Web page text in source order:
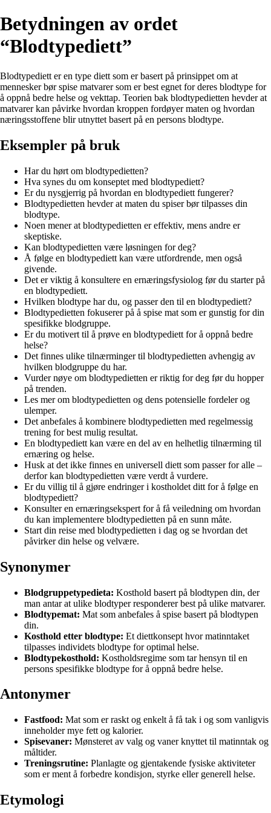
Betydningen av ordet
“Blodtypediett”
Blodtypediett er en type diett som er basert på prinsippet om at
mennesker bør spise matvarer som er best egnet for deres blodtype for
å oppnå bedre helse og vekttap. Teorien bak blodtypedietten hevder at
matvarer kan påvirke hvordan kroppen fordøyer maten og hvordan
næringsstoffene blir utnyttet basert på en persons blodtype.
Eksempler på bruk
Har du hørt om blodtypedietten?
Hva synes du om konseptet med blodtypediett?
Er du nysgjerrig på hvordan en blodtypediett fungerer?
Blodtypedietten hevder at maten du spiser bør tilpasses din
blodtype.
Noen mener at blodtypedietten er effektiv, mens andre er
skeptiske.
Kan blodtypedietten være løsningen for deg?
Å følge en blodtypediett kan være utfordrende, men også
givende.
Det er viktig å konsultere en ernæringsfysiolog før du starter på
en blodtypediett.
Hvilken blodtype har du, og passer den til en blodtypediett?
Blodtypedietten fokuserer på å spise mat som er gunstig for din
spesifikke blodgruppe.
Er du motivert til å prøve en blodtypediett for å oppnå bedre
helse?
Det finnes ulike tilnærminger til blodtypedietten avhengig av
hvilken blodgruppe du har.
Vurder nøye om blodtypedietten er riktig for deg før du hopper
på trenden.
Les mer om blodtypedietten og dens potensielle fordeler og
ulemper.
Det anbefales å kombinere blodtypedietten med regelmessig
trening for best mulig resultat.
En blodtypediett kan være en del av en helhetlig tilnærming til
ernæring og helse.
Husk at det ikke finnes en universell diett som passer for alle –
derfor kan blodtypedietten være verdt å vurdere.
Er du villig til å gjøre endringer i kostholdet ditt for å følge en
blodtypediett?
Konsulter en ernæringsekspert for å få veiledning om hvordan
du kan implementere blodtypedietten på en sunn måte.
Start din reise med blodtypedietten i dag og se hvordan det
påvirker din helse og velvære.
Synonymer
Blodgruppetypedieta: Kosthold basert på blodtypen din, der
man antar at ulike blodtyper responderer best på ulike matvarer.
Blodtypemat: Mat som anbefales å spise basert på blodtypen
din.
Kosthold etter blodtype: Et diettkonsept hvor matinntaket
tilpasses individets blodtype for optimal helse.
Blodtypekosthold: Kostholdsregime som tar hensyn til en
persons spesifikke blodtype for å oppnå bedre helse.
Antonymer
Fastfood: Mat som er raskt og enkelt å få tak i og som vanligvis
inneholder mye fett og kalorier.
Spisevaner: Mønsteret av valg og vaner knyttet til matinntak og
måltider.
Treningsrutine: Planlagte og gjentakende fysiske aktiviteter
som er ment å forbedre kondisjon, styrke eller generell helse.
Etymologi